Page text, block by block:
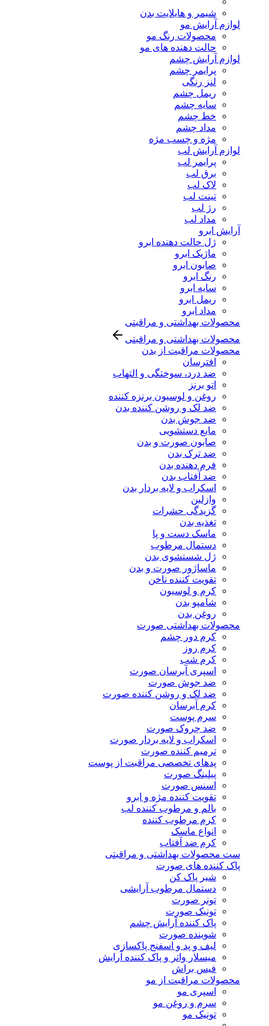
شیمر و هایلایت بدن
لوازم آرایش مو
محصولات رنگ مو
حالت دهنده های مو
لوازم آرایش چشم
پرایمر چشم
لنز رنگی
ریمل چشم
سایه چشم
خط چشم
مداد چشم
مژه و چسب مژه
لوازم آرایش لب
پرایمر لب
برق لب
لاک لب
تینت لب
رژ لب
مداد لب
آرایش ابرو
ژل حالت دهنده ابرو
ماژیک ابرو
صابون ابرو
رنگ ابرو
سایه ابرو
ریمل ابرو
مداد ابرو
محصولات بهداشتی و مراقبتی
محصولات بهداشتی و مراقبتی
محصولات مراقبت از بدن
افترسان
ضد درد، سوختگی و التهاب
اتو برنز
روغن و لوسیون برنزه کننده
ضد لک و روشن کننده بدن
ضد جوش بدن
مایع دستشویی
صابون صورت و بدن
ضد ترک بدن
فرم دهنده بدن
ضد آفتاب بدن
اسکراب و لایه بردار بدن
وازلین
گزیدگی حشرات
تغذیه بدن
ماسک دست و پا
دستمال مرطوب
ژل شستشوی بدن
ماساژور صورت و بدن
تقویت کننده ناخن
کرم و لوسیون
شامپو بدن
روغن بدن
محصولات بهداشتی صورت
کرم دور چشم
کرم روز
کرم شب
اسپری آبرسان صورت
ضد جوش صورت
ضد لک و روشن کننده صورت
کرم آبرسان
سرم پوست
ضد چروک صورت
اسکراب و لایه بردار صورت
ترمیم کننده صورت
پدهای تخصصی مراقبت از پوست
پیلینگ صورت
اسنس صورت
تقویت کننده مژه و ابرو
بالم و مرطوب کننده لب
کرم مرطوب کننده
انواع ماسک
کرم ضد آفتاب
ست محصولات بهداشتی و مراقبتی
پاک کننده های صورت
شیر پاک کن
دستمال مرطوب آرایشی
تونر صورت
تونیک صورت
پاک کننده آرایش چشم
شوینده صورت
لیف و پد و اسفنج پاکسازی
میسلار واتر و پاک کننده آرایش
فیس براش
محصولات مراقبت از مو
اسپری مو
سرم و روغن مو
تونیک مو